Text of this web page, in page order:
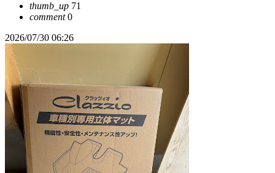
thumb_up 71
comment0
2026/07/30 06:26